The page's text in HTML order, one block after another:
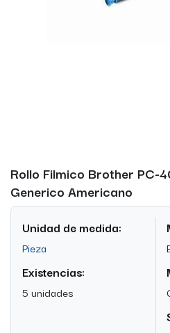
Rollo Filmico Brother PC-
Generico Americano
Unidad de medida:
Pieza
Existencias:
5 unidades